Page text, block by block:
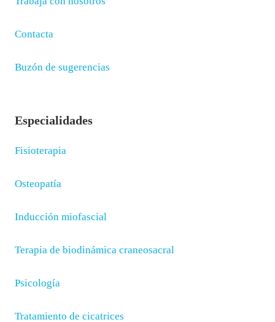
Contacta
Buzón de sugerencias
Especialidades
Fisioterapia
Osteopatía
Inducción miofascial
Terapia de biodinámica craneosacral
Psicología
Tratamiento de cicatrices